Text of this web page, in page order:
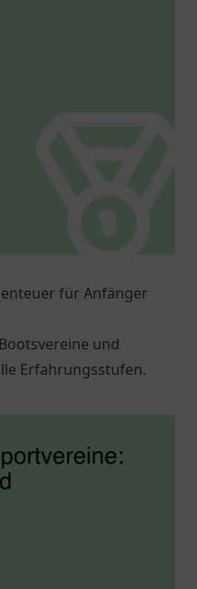
für Anfänger
und
Erfahrungsstufen.